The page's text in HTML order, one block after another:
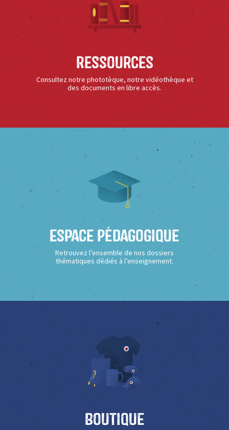
Ressources
Consultez notre phototèque, notre vidéothèque et
des documents en libre accès.
Espace Pédagogique
Retrouvez l’ensemble de nos dossiers
thématiques dédiés à l’enseignement.
Boutique